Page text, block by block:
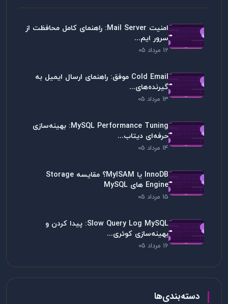
امنیت Mail Server: راهنمای کامل محافظت از
سرور ایم...
12 مرداد 05
Cold Email موفق: راهنمای ارسال ایمیل به
گیرنده‌های...
13 مرداد 05
MySQL Performance Tuning: بهینه‌سازی
حرفه‌ای دیتاب...
14 مرداد 05
InnoDB یا MyISAM؟ مقایسه Storage
Engine های MySQL
15 مرداد 05
Slow Query Log MySQL: پیدا کردن و
بهینه‌سازی کوئری...
16 مرداد 05
دسته‌بندی‌ها